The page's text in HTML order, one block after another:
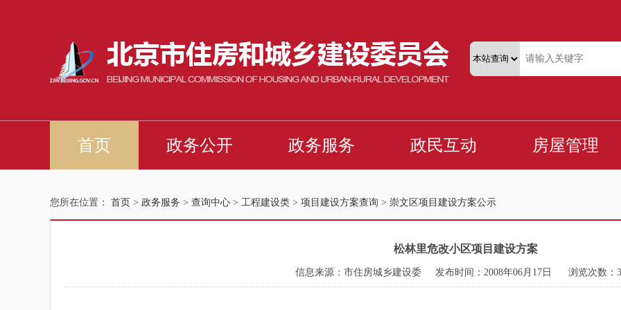
您所在位置： 首页 > 政务服务 > 查询中心 > 工程建设类 > 项目建设方案查询 > 崇文区项目建设方案公示
松林里危改小区项目建设方案
信息来源：市住房城乡建设委 发布时间：2008年06月17日 浏览次数：